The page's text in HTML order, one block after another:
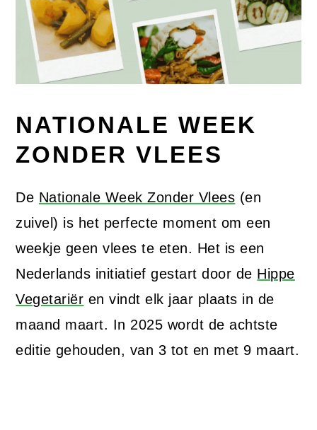
NATIONALE WEEK
ZONDER VLEES
De Nationale Week Zonder Vlees (en
zuivel) is het perfecte moment om een
weekje geen vlees te eten. Het is een
Nederlands initiatief gestart door de Hippe
Vegetariër en vindt elk jaar plaats in de
maand maart. In 2025 wordt de achtste
editie gehouden, van 3 tot en met 9 maart.